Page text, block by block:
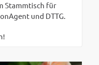
Stammtisch für
und DTTG.